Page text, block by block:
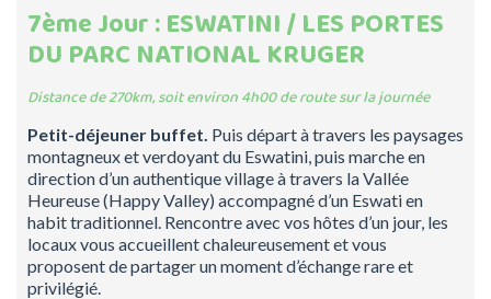
7ème Jour : ESWATINI / LES PORTES
DU PARC NATIONAL KRUGER
Distance de 270km, soit environ 4h00 de route sur la journée
Petit-déjeuner buffet. Puis départ à travers les paysages
montagneux et verdoyant du Eswatini, puis marche en
direction d’un authentique village à travers la Vallée
Heureuse (Happy Valley) accompagné d’un Eswati en
habit traditionnel. Rencontre avec vos hôtes d’un jour, les
locaux vous accueillent chaleureusement et vous
proposent de partager un moment d’échange rare et
privilégié.